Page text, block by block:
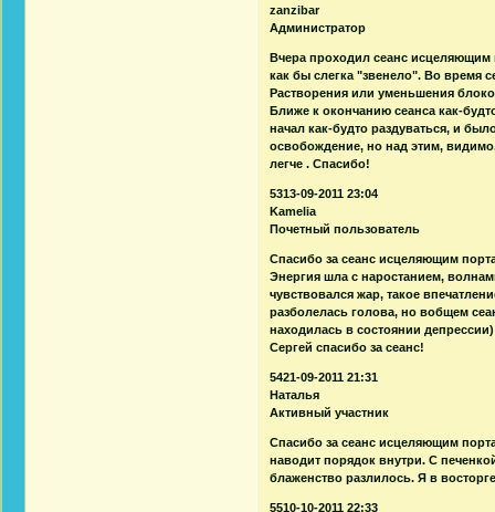
zanzibar
Администратор
Вчера проходил сеанс исцеляющим
как бы слегка "звенело". Во время
Растворения или уменьшения
Ближе к окончанию сеанса как-
начал как-будто раздуваться, и
освобождение, но над этим,
легче . Спасибо!
5313-09-2011 23:04
Kamelia
Почетный пользователь
Спасибо за сеанс исцеляющим
Энергия шла с наростанием,
чувствовался жар, такое
разболелась голова, но вобщем
находилась в состоянии депрессии)
Сергей спасибо за сеанс!
5421-09-2011 21:31
Наталья
Активный участник
Спасибо за сеанс исцеляющим
наводит порядок внутри. С
блаженство разлилось. Я в
5510-10-2011 22:33